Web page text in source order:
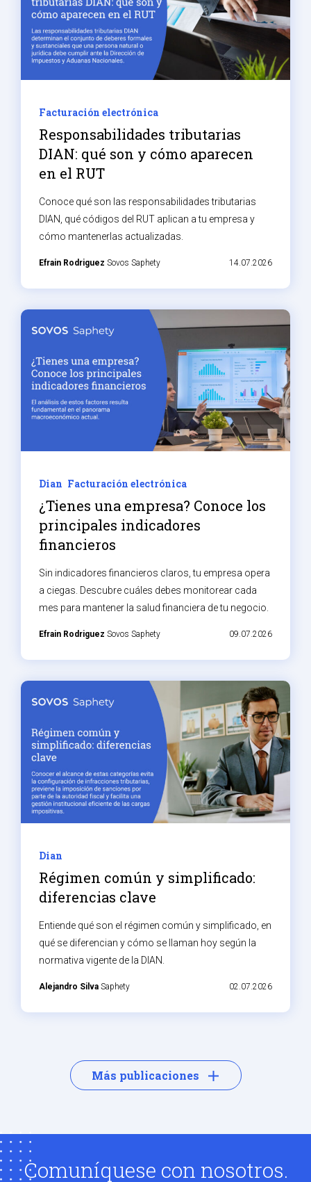
Facturación electrónica
Responsabilidades tributarias
DIAN: qué son y cómo aparecen
en el RUT
Conoce qué son las responsabilidades tributarias
DIAN, qué códigos del RUT aplican a tu empresa y
cómo mantenerlas actualizadas.
Efrain Rodriguez Sovos Saphety 14.07.2026
Dian Facturación electrónica
¿Tienes una empresa? Conoce los
principales indicadores
financieros
Sin indicadores financieros claros, tu empresa opera
a ciegas. Descubre cuáles debes monitorear cada
mes para mantener la salud financiera de tu negocio.
Efrain Rodriguez Sovos Saphety 09.07.2026
Dian
Régimen común y simplificado:
diferencias clave
Entiende qué son el régimen común y simplificado, en
qué se diferencian y cómo se llaman hoy según la
normativa vigente de la DIAN.
Alejandro Silva Saphety 02.07.2026
Más publicaciones
Comuníquese con nosotros.